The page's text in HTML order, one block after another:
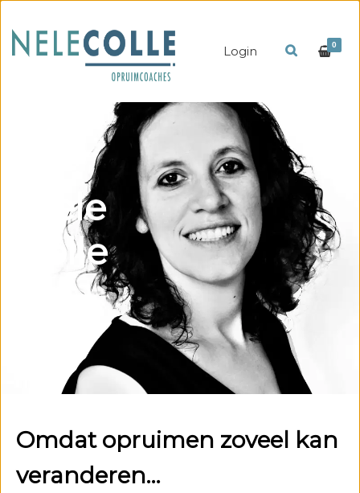
Login 0
Nele
colle
Omdat opruimen zoveel kan
veranderen…